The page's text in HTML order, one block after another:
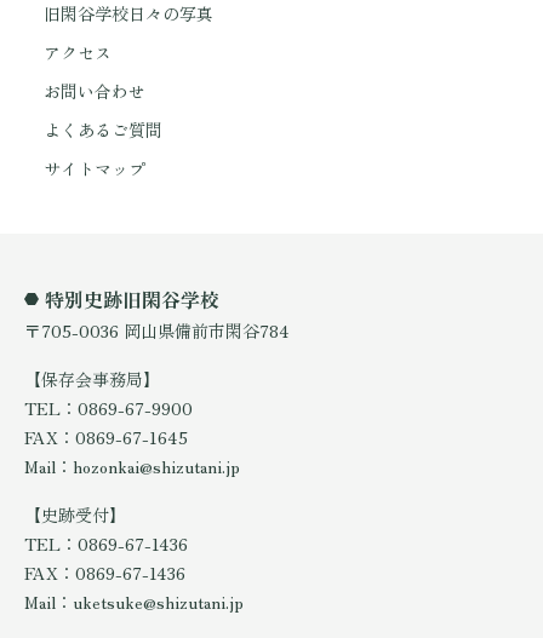
旧閑谷学校日々の写真
アクセス
お問い合わせ
よくあるご質問
サイトマップ
特別史跡旧閑谷学校
〒705-0036 岡山県備前市閑谷784
【保存会事務局】
TEL：0869-67-9900
FAX：0869-67-1645
Mail：hozonkai@shizutani.jp
【史跡受付】
TEL：0869-67-1436
FAX：0869-67-1436
Mail：uketsuke@shizutani.jp